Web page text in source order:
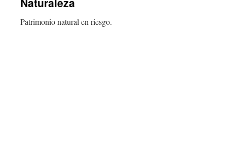
Patrimonio natural en riesgo.